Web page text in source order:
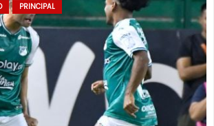
PRINCIPAL